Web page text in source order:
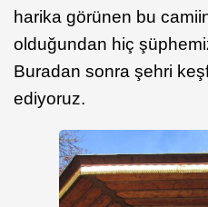
harika görünen bu
olduğundan hiç
Buradan sonra şehri
ediyoruz.